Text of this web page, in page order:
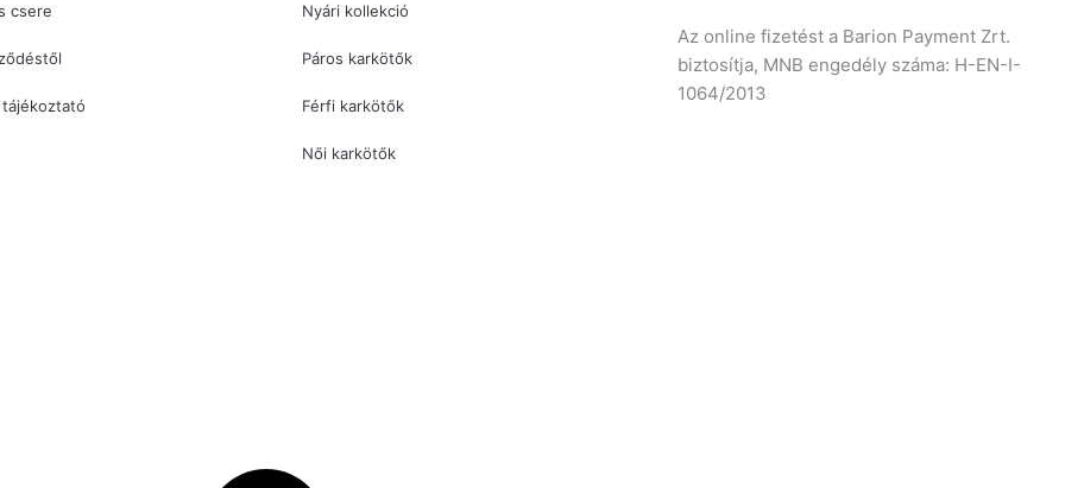
csere Nyári kollekció
Páros karkötők
Férfi karkötők
Női karkötők
Az online fizetést a Barion Payment Zrt.
biztosítja, MNB engedély száma: H-EN-I-
1064/2013